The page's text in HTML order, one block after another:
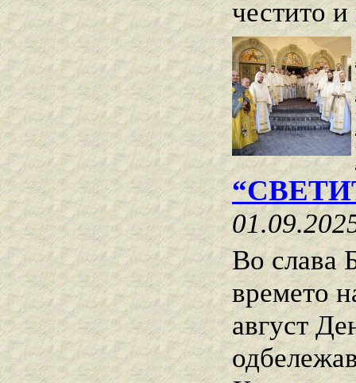
честито
Во слава
времето
август